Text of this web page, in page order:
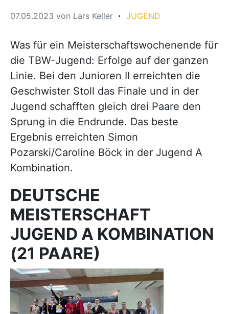
07.05.2023 von Lars Keller JUGEND
Was für ein Meisterschaftswochenende für
die TBW-Jugend: Erfolge auf der ganzen
Linie. Bei den Junioren II erreichten die
Geschwister Stoll das Finale und in der
Jugend schafften gleich drei Paare den
Sprung in die Endrunde. Das beste
Ergebnis erreichten Simon
Pozarski/Caroline Böck in der Jugend A
Kombination.
DEUTSCHE
MEISTERSCHAFT
JUGEND A KOMBINATION
(21 PAARE)